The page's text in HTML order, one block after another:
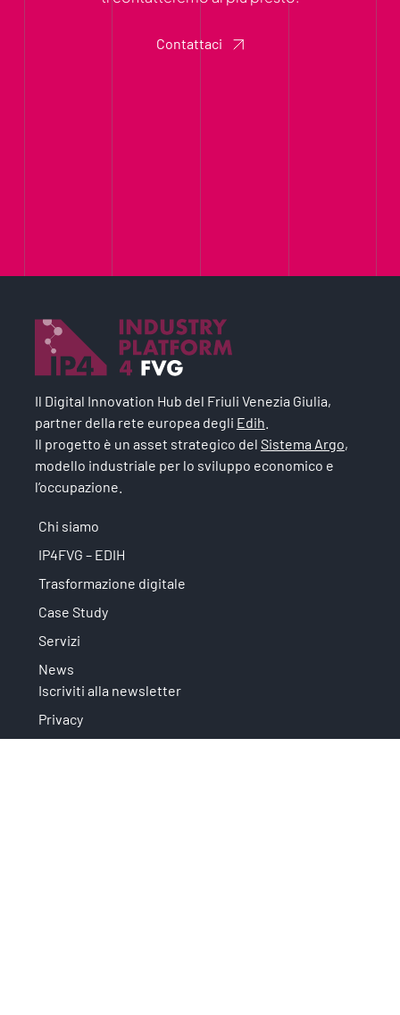
Contattaci
Il Digital Innovation Hub del Friuli Venezia Giulia,
partner della rete europea degli Edih
Il progetto è un asset strategico del Sistema Argo,
modello industriale per lo sviluppo economico e
l’occupazione.
Chi siamo
IP4FVG – EDIH
Trasformazione digitale
Case Study
Servizi
News
Iscriviti alla newsletter
Privacy